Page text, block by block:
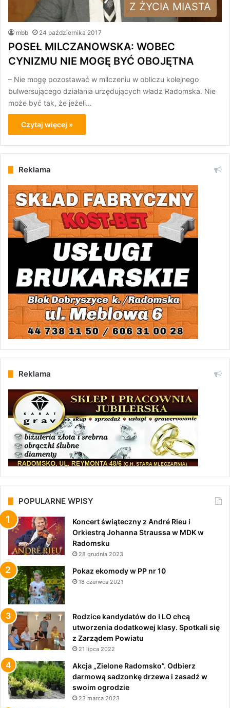
Z ŻYCIA MIASTA
mbb 24 października 2017
POSEŁ MILCZANOWSKA: WOBEC
CYNIZMU NIE MOGĘ BYĆ OBOJĘTNA
– Nie mogę pozostawać w milczeniu w obliczu kolejnego
bulwersującego działania urzędujących władz Radomska. Nie
może być tak, że jeżeli…
Czytaj więcej »
Reklama
Reklama
POPULARNE WPISY
Koncert świąteczny z André Rieu i
Orkiestrą Johanna Straussa w MDK w
Radomsku
28 grudnia 2023
Pokaz ekomody w PP nr 10
18 czerwca 2021
Rodzice kandydatów do I LO chcą
utworzenia dodatkowej klasy. Spotkali się
z Zarządem Powiatu
21 lipca 2022
Akcja „Zielone Radomsko”. Odbierz
darmową sadzonkę drzewa i zasadź w
swoim ogrodzie
23 marca 2023